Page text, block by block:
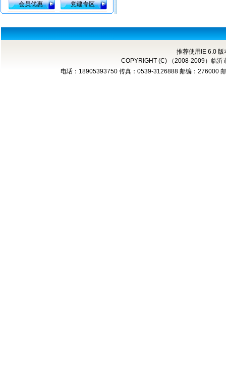
会员优惠 党建专区
推荐使用IE 6.0
COPYRIGHT (C) （2008-2009）临
电话：18905393750 传真：0539-3126888 邮编：276000